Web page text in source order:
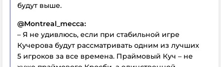
будут выше.
@Montreal_mecca:
– Я не удивлюсь, если при стабильной игре
Кучерова будут рассматривать одним из лучших
5 игроков за все времена. Праймовый Куч – не